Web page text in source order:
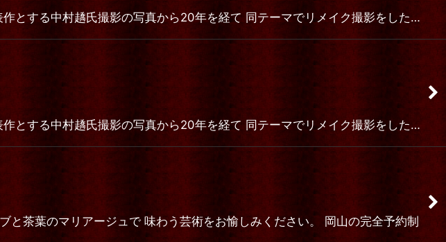
する中村趫氏撮影の写真から20年を経て 同テーマでリメイク撮影をした…
する中村趫氏撮影の写真から20年を経て 同テーマでリメイク撮影をした…
茶葉のマリアージュで 味わう芸術をお愉しみください。 岡山の完全予約制